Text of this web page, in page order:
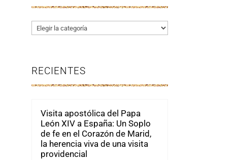
Categorías
RECIENTES
Visita apostólica del Papa
León XIV a España: Un Soplo
de fe en el Corazón de Marid,
la herencia viva de una visita
providencial